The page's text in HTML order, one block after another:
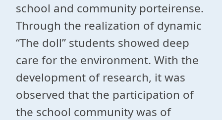
school and community porteirense.
Through the realization of dynamic
“The doll” students showed deep
care for the environment. With the
development of research, it was
observed that the participation of
the school community was of